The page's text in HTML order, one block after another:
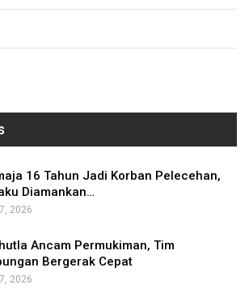
16 Tahun Jadi Korban Pelecehan,
Diamankan…
2026
Ancam Permukiman, Tim
Bergerak Cepat
2026